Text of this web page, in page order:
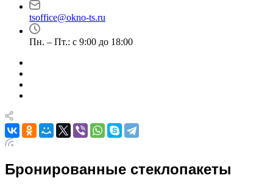
tsoffice@okno-ts.ru
Пн. – Пт.: с 9:00 до 18:00
Бронированные стеклопакеты